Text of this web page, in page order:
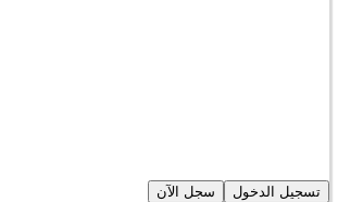
تسجيل الدخول سجل الآن